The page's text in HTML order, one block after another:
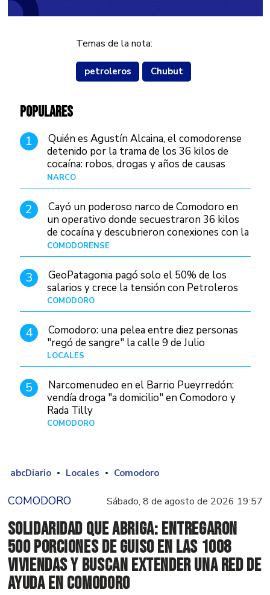
Temas de la nota:
petroleros Chubut
POPULARES
1
Quién es Agustín Alcaina, el comodorense
detenido por la trama de los 36 kilos de
cocaína: robos, drogas y años de causas
judiciales
NARCO
2
Cayó un poderoso narco de Comodoro en
un operativo donde secuestraron 36 kilos
de cocaína y descubrieron conexiones con la
Patagonia
COMODORENSE
3
GeoPatagonia pagó solo el 50% de los
salarios y crece la tensión con Petroleros
COMODORO
4
Comodoro: una pelea entre diez personas
"regó de sangre" la calle 9 de Julio
LOCALES
5
Narcomenudeo en el Barrio Pueyrredón:
vendía droga "a domicilio" en Comodoro y
Rada Tilly
COMODORO
abcDiario Locales Comodoro
COMODORO Sábado, 8 de agosto de 2026 19:57
Solidaridad que abriga: Entregaron
500 porciones de guiso en las 1008
Viviendas y buscan extender una red de
ayuda en Comodoro